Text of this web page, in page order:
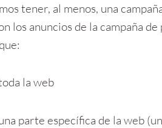
tener, al menos, una
los anuncios de la campaña
la web
parte específica de la web